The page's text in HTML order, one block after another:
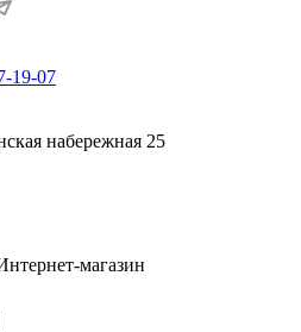
19-07
набережная 25
магазин